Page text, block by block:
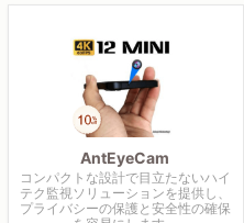
AntEyeCam
コンパクトな設計で目立たないハイ
テク監視ソリューションを提供し、
プライバシーの保護と安全性の確保